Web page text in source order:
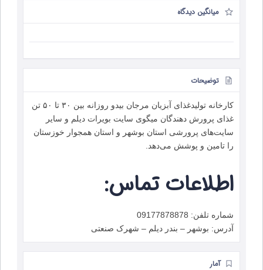
میانگین دیدگاه
توضیحات
کارخانه تولیدغذای آبزیان مرجان بیدو روزانه بین ۳۰ تا ۵۰ تن
غذای پرورش دهندگان میگوی سایت بویرات دیلم و سایر
سایت‌های پرورشی استان بوشهر و استان همجوار خوزستان
را تامین و پوشش می‌دهد.
اطلاعات تماس:
شماره تلفن: 09177878878
آدرس: بوشهر – بندر دیلم – شهرک صنعتی
آمار